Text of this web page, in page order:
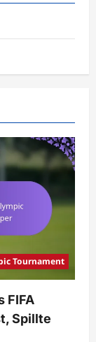
Tournament
FIFA
Spillte